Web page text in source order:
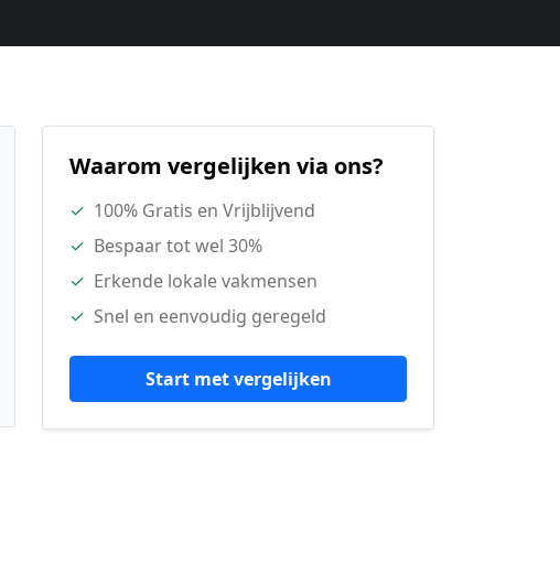
Waarom vergelijken via ons?
✓ 100% Gratis en Vrijblijvend
✓ Bespaar tot wel 30%
✓ Erkende lokale vakmensen
✓ Snel en eenvoudig geregeld
Start met vergelijken